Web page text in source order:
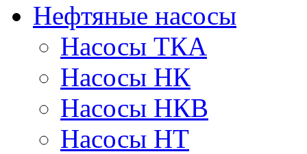
Нефтяные насосы
Насосы ТКА
Насосы НК
Насосы НКВ
Насосы НТ